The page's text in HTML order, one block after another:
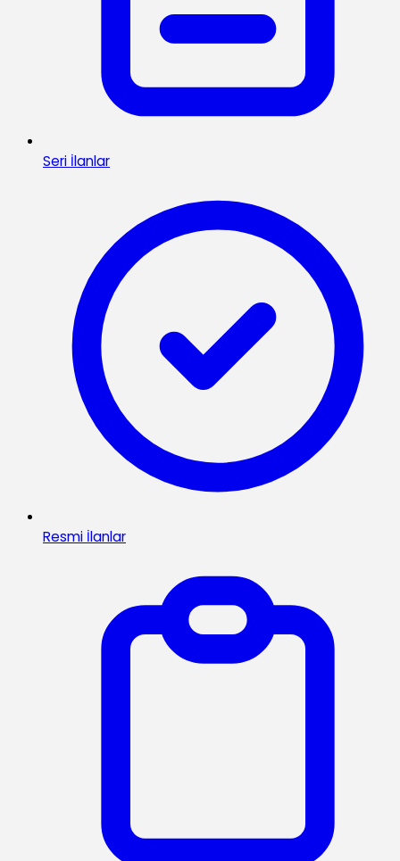
Seri İlanlar
Resmi İlanlar